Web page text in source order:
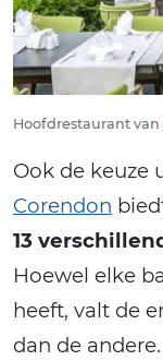
Hoofdrestaurant van
Ook de keuze
Corendon
13
Hoewel elke
heeft, valt de
dan de